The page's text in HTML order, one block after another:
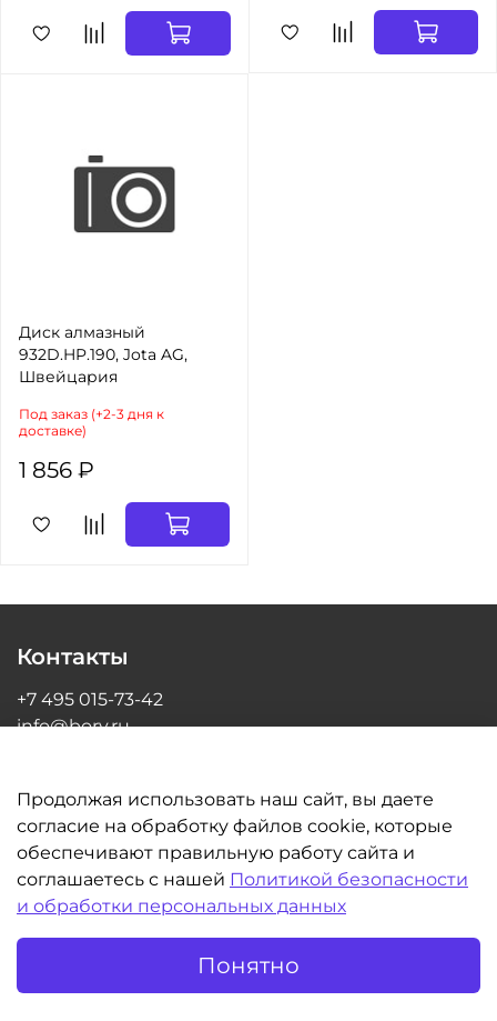
Диск алмазный
932D.HP.190, Jota AG,
Швейцария
Под заказ (+2-3 дня к
доставке)
1 856 ₽
Информация
Клиентам
Контакты
+7 495 015-73-42
info@bory.ru
Продолжая использовать наш сайт, вы даете
согласие на обработку файлов cookie, которые
обеспечивают правильную работу сайта и
соглашаетесь с нашей Политикой безопасности
и обработки персональных данных
Понятно